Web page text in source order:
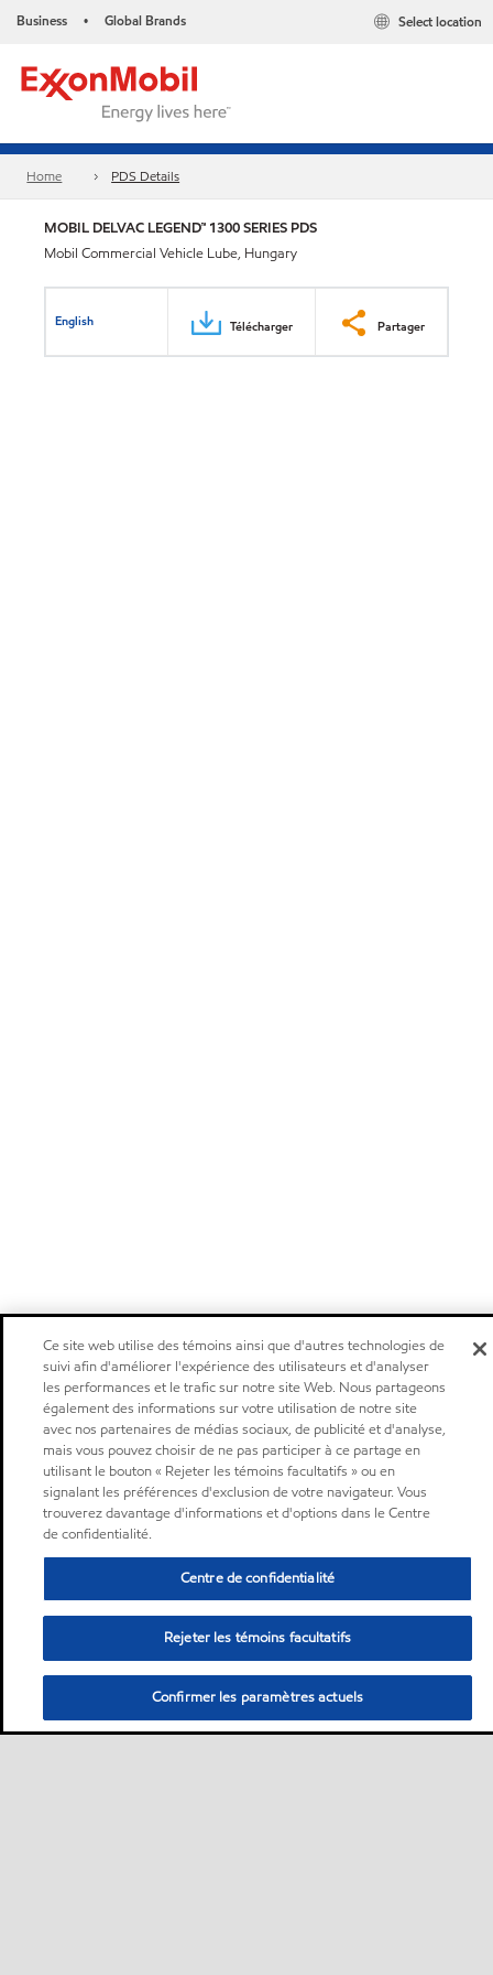
Business • Global Brands Select location
Home PDS Details
MOBIL DELVAC LEGEND™ 1300 SERIES PDS
Mobil Commercial Vehicle Lube, Hungary
English Télécharger Partager
Ce site web utilise des témoins ainsi que d'autres technologies de
suivi afin d'améliorer l'expérience des utilisateurs et d'analyser
les performances et le trafic sur notre site Web. Nous partageons
également des informations sur votre utilisation de notre site
avec nos partenaires de médias sociaux, de publicité et d'analyse,
mais vous pouvez choisir de ne pas participer à ce partage en
utilisant le bouton « Rejeter les témoins facultatifs » ou en
signalant les préférences d'exclusion de votre navigateur. Vous
trouverez davantage d'informations et d'options dans le Centre
de confidentialité.
Centre de confidentialité
Rejeter les témoins facultatifs
Confirmer les paramètres actuels